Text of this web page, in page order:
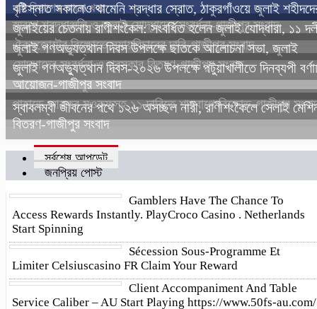
এই বিভাগের আরো খবর
বৃষ্টিস্নাত সকালেও থামেনি শ্রদ্ধার স্রোত, ঠাকুরগাঁওয়ে জুলাই
স্মরণে শ্রদ্ধাঞ্জলি ও জুলাই যোদ্ধাদের সংবর্ধনা-গাজীপুর সংবাদ
জুলাইয়ের চেতনায় রাণীশংকৈল: সংবর্ধিত হলেন জুলাই যোদ্ধারা, ১১
ঐক্যজোটের বিক্ষোভে ন্যায়বিচারের দাবি-গাজীপুর সংবাদ
জুলাই গণঅভ্যুত্থান দিবস উপলক্ষে ছাতকে আলোচনা সভা, জুলাই
যোদ্ধাদের সংবর্ধনা ও পুরস্কার বিতরণ-গাজীপুর সংবাদ
জুলাই গণঅভ্যুত্থান দিবস-২০২৬ উপলক্ষে পটুয়াখালীতে দিনব্যপী
আয়োজন-গাজীপুর সংবাদ
পাহাড়ে আয়কর মওকুফসহ ১১ দাবিতে শাহবাগে বিক্ষোভ-গাজীপুর
স্বাবলম্বী জীবনের পথে ১২৬ অসচ্ছল নারী, রাণীশংকৈলে সেলাই
বিতরণ-গাজীপুর সংবাদ
সর্বশেষ আপডেট
জনপ্রিয় পোস্ট
Gamblers Have The Chance To
Access Rewards Instantly. PlayCroco Casino . Netherlands
Start Spinning
Sécession Sous-Programme Et
Limiter Celsiuscasino FR Claim Your Reward
Client Accompaniment And Table
Service Caliber – AU Start Playing https://www.50fs-au.com/